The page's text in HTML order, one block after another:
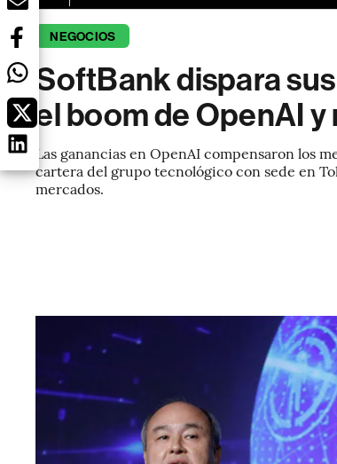
NEGOCIOS
SoftBank dispara
el boom de OpenAI
Las ganancias en OpenAI compensaron los
cartera del grupo tecnológico con sede en
mercados.